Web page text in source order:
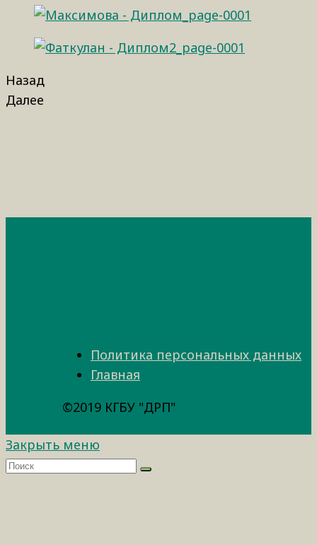
Назад
Далее
Политика персональных данных
Главная
©2019 КГБУ "ДРП"
Закрыть меню